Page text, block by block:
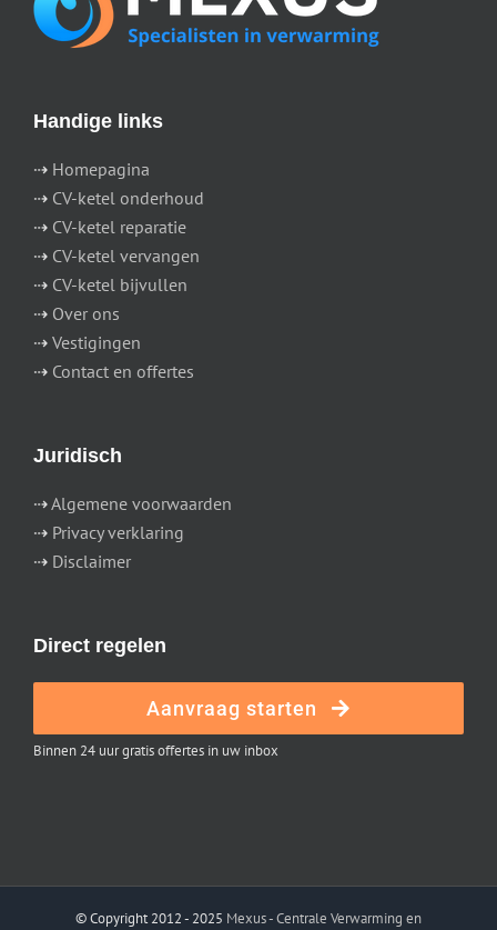
Handige links
⇢ Homepagina
⇢ CV-ketel onderhoud
⇢ CV-ketel reparatie
⇢ CV-ketel vervangen
⇢ CV-ketel bijvullen
⇢ Over ons
⇢ Vestigingen
⇢ Contact en offertes
Juridisch
⇢Algemene voorwaarden
⇢ Privacy verklaring
⇢ Disclaimer
Direct regelen
Aanvraag starten
Binnen 24 uur gratis offertes in uw inbox
© Copyright 2012 - 2025 Mexus - Centrale Verwarming en